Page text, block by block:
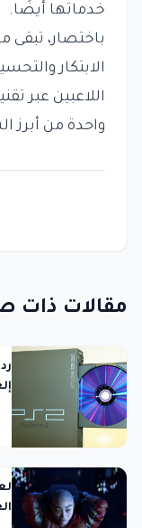
خدماتها أيضًا.
باختصار، تبقى
الابتكار
اللاعبين عبر
واحدة من أبرز
مقالات ذات